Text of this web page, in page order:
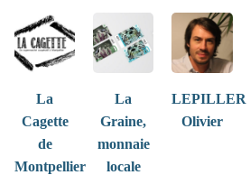
La
Cagette
de
Montpellier
La
Graine,
monnaie
locale
LEPILLER
Olivier